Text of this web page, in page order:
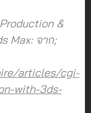
&
Max: จาก;
articles/cgi-
with-3ds-